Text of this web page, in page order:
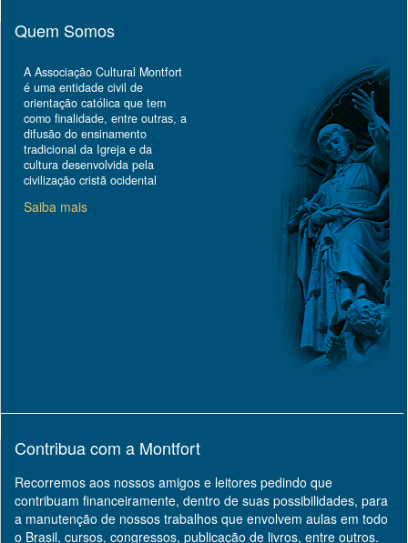
Quem Somos
A Associação Cultural Montfort
é uma entidade civil de
orientação católica que tem
como finalidade, entre outras, a
difusão do ensinamento
tradicional da Igreja e da
cultura desenvolvida pela
civilização cristã ocidental
Saiba mais
Contribua com a Montfort
Recorremos aos nossos amigos e leitores pedindo que
contribuam financeiramente, dentro de suas possibilidades, para
a manutenção de nossos trabalhos que envolvem aulas em todo
o Brasil, cursos, congressos, publicação de livros, entre outros.